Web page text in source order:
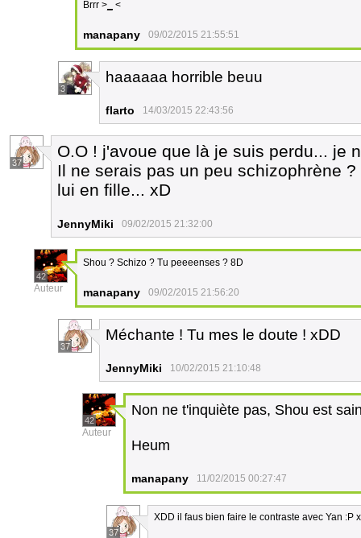
Brrr > <
manapany 09/02/2015 21:55:51
3
haaaaaa horrible beuu
flarto 14/03/2015 22:43:56
37
O.O ! j'avoue que là je suis perdu... je
Il ne serais pas un peu schizophrène
lui en fille... xD
JennyMiki 09/02/2015 21:32:00
42
Auteur
Shou ? Schizo ? Tu peeeenses ? 8D
manapany 09/02/2015 21:56:20
37
Méchante ! Tu mes le doute ! xDD
JennyMiki 10/02/2015 21:10:48
42
Auteur
Non ne t'inquiète pas, Shou est
Heum
manapany 11/02/2015 00:27:47
37
XDD il faus bien faire le contraste avec Yan :P